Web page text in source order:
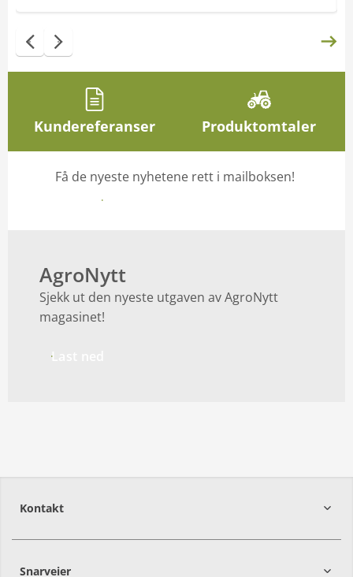
Kundereferanser Produktomtaler
Få de nyeste nyhetene rett i mailboksen!
Meld deg på nyhetsbrev
AgroNytt
Sjekk ut den nyeste utgaven av AgroNytt
magasinet!
Last ned
Kontakt
Snarveier